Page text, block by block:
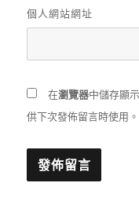
個人網站網址
在瀏覽器中儲存顯
供下次發佈留言時使用。